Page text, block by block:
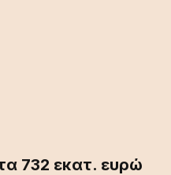
732 εκατ. ευρώ